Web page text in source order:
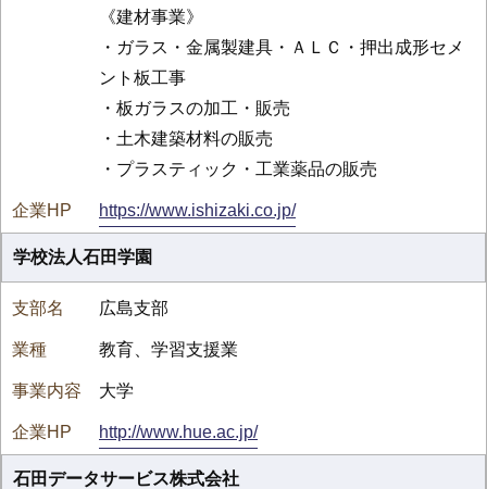
《建材事業》
・ガラス・金属製建具・ＡＬＣ・押出成形セメ
ント板工事
・板ガラスの加工・販売
・土木建築材料の販売
・プラスティック・工業薬品の販売
https://www.ishizaki.co.jp/
学校法人石田学園
広島支部
教育、学習支援業
大学
http://www.hue.ac.jp/
石田データサービス株式会社